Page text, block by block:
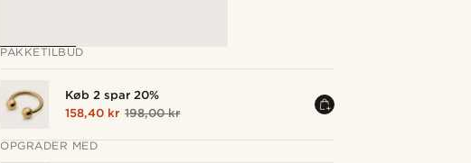
PAKKETILBUD
Køb 2 spar 20%
158,40 kr 198,00 kr
OPGRADER MED